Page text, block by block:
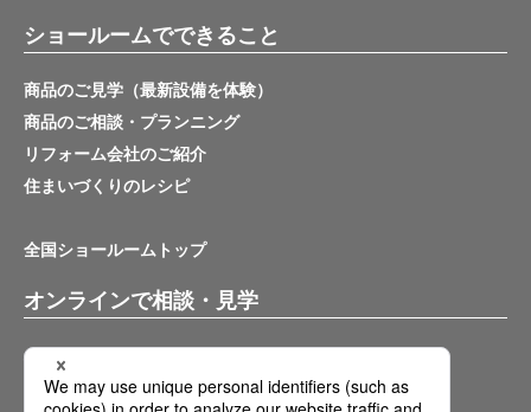
ショールームでできること
商品のご見学（最新設備を体験）
商品のご相談・プランニング
リフォーム会社のご紹介
住まいづくりのレシピ
全国ショールームトップ
オンラインで相談・見学
バーチャルショールーム
オンライン相談サービス